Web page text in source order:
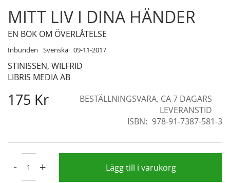
MITT LIV I DINA HÄNDER
EN BOK OM ÖVERLÅTELSE
Inbunden Svenska 09-11-2017
STINISSEN, WILFRID
LIBRIS MEDIA AB
175 Kr
BESTÄLLNINGSVARA. CA 7 DAGARS
LEVERANSTID
ISBN
978-91-7387-581-3
- + Lägg till i varukorg
Skip
to
the
of
the
images